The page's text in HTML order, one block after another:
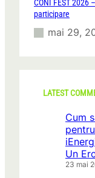
CONI FEST 2026
participare
mai 29,
LATEST
Cum
Un
23 mai